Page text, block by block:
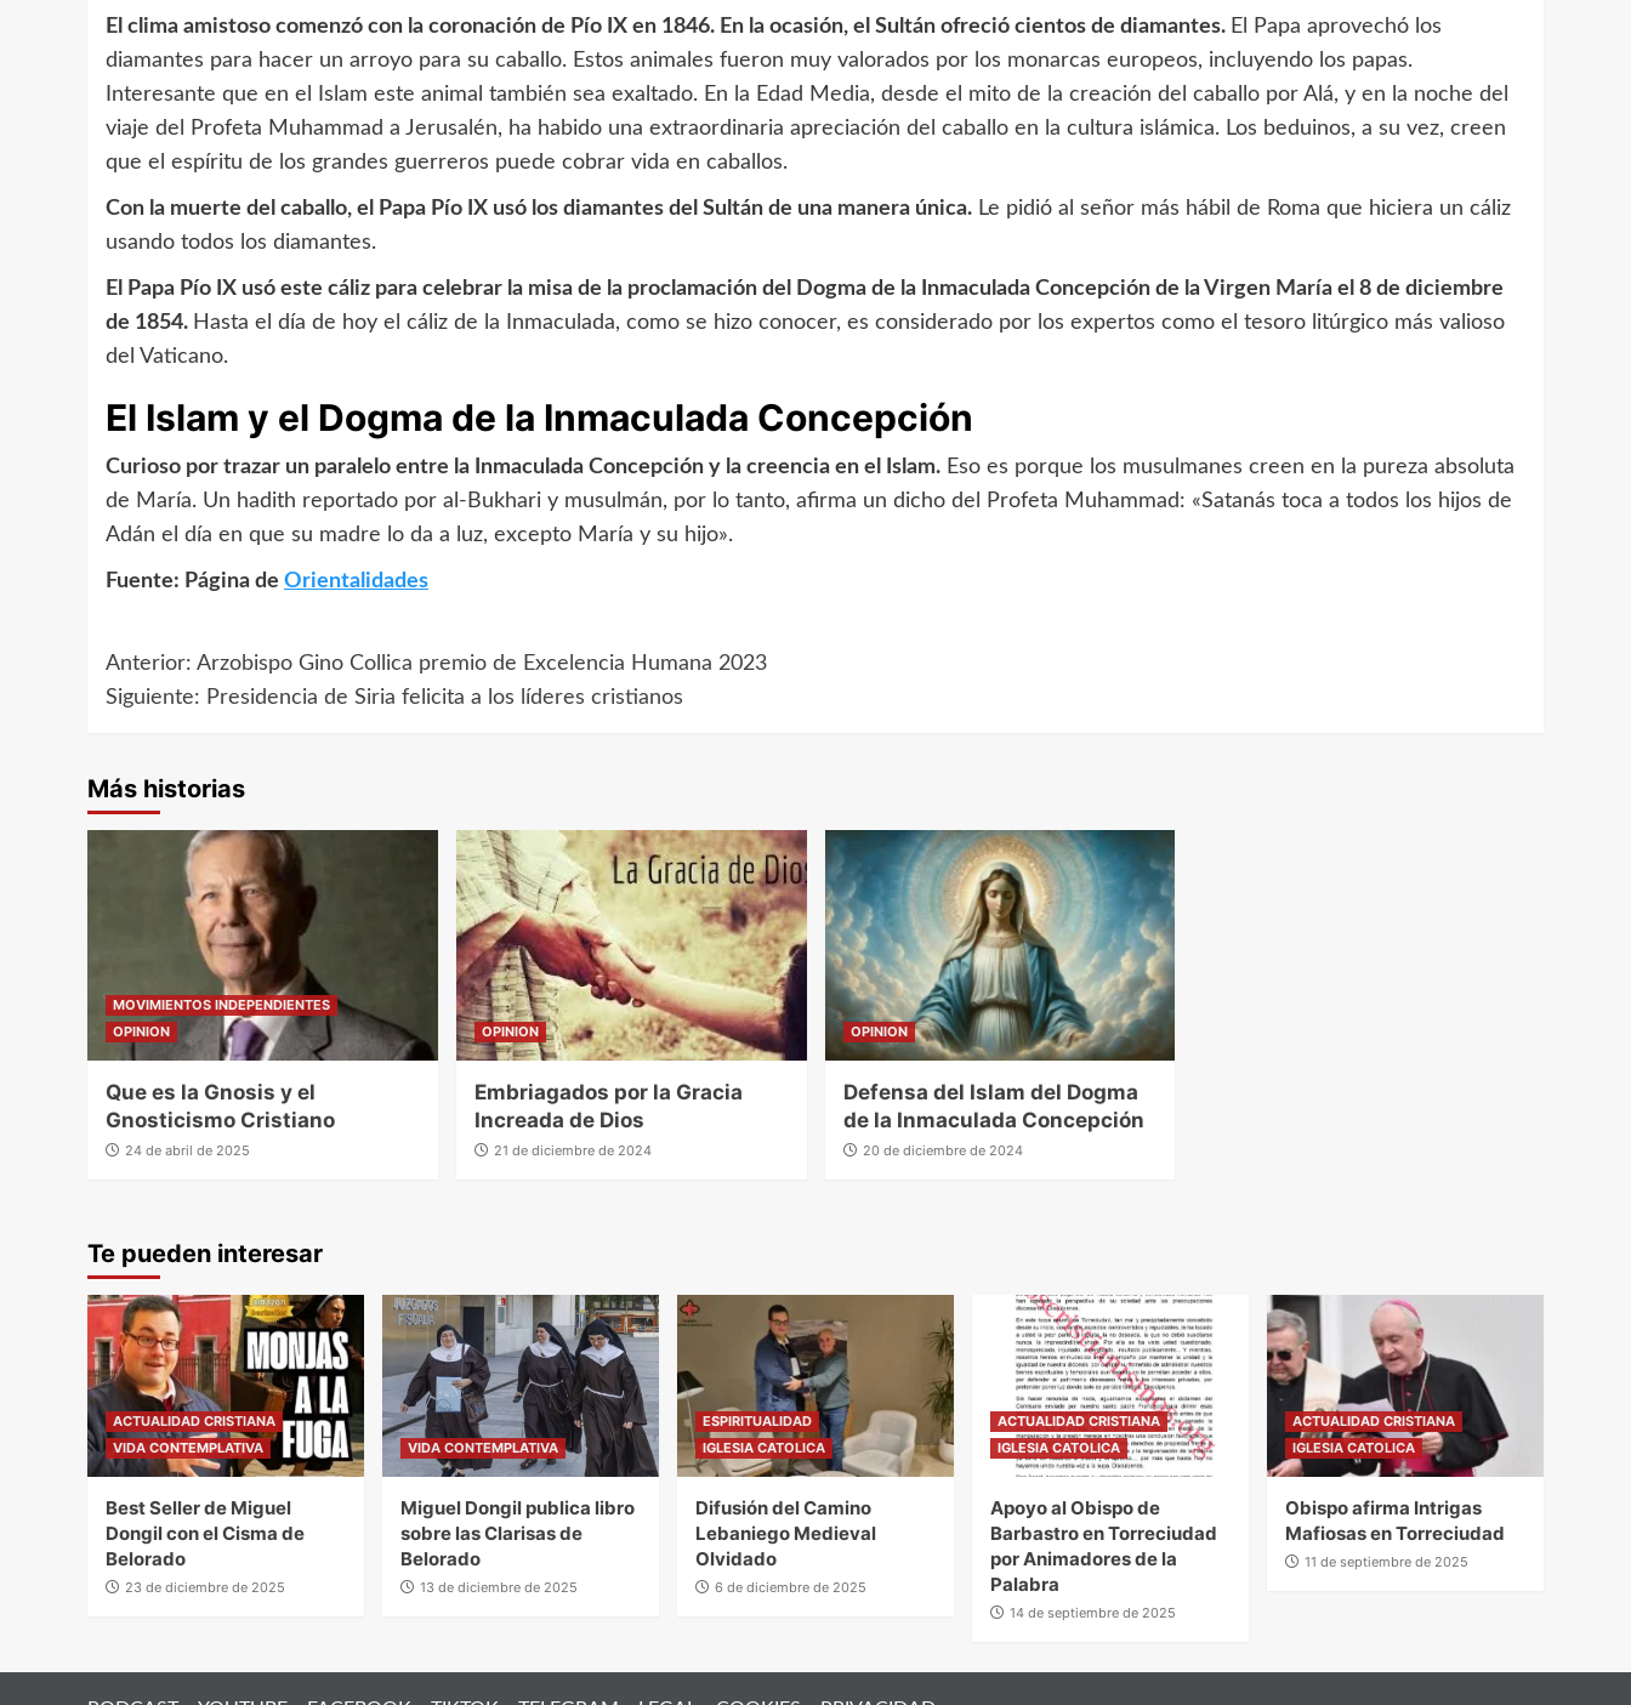
El clima amistoso comenzó con la coronación de Pío IX en 1846. En la ocasión, el Sultán ofreció cientos de diamantes. El Papa aprovechó los
diamantes para hacer un arroyo para su caballo. Estos animales fueron muy valorados por los monarcas europeos, incluyendo los papas.
Interesante que en el Islam este animal también sea exaltado. En la Edad Media, desde el mito de la creación del caballo por Alá, y en la noche del
viaje del Profeta Muhammad a Jerusalén, ha habido una extraordinaria apreciación del caballo en la cultura islámica. Los beduinos, a su vez, creen
que el espíritu de los grandes guerreros puede cobrar vida en caballos.
Con la muerte del caballo, el Papa Pío IX usó los diamantes del Sultán de una manera única. Le pidió al señor más hábil de Roma que hiciera un cáliz
usando todos los diamantes.
El Papa Pío IX usó este cáliz para celebrar la misa de la proclamación del Dogma de la Inmaculada Concepción de la Virgen María el 8 de diciembre
de 1854. Hasta el día de hoy el cáliz de la Inmaculada, como se hizo conocer, es considerado por los expertos como el tesoro litúrgico más valioso
del Vaticano.
El Islam y el Dogma de la Inmaculada Concepción
Curioso por trazar un paralelo entre la Inmaculada Concepción y la creencia en el Islam. Eso es porque los musulmanes creen en la pureza absoluta
de María. Un hadith reportado por al-Bukhari y musulmán, por lo tanto, afirma un dicho del Profeta Muhammad: «Satanás toca a todos los hijos de
Adán el día en que su madre lo da a luz, excepto María y su hijo».
Fuente: Página de Orientalidades
Navegación
de
Anterior: Arzobispo Gino Collica premio de Excelencia Humana 2023
Siguiente: Presidencia de Siria felicita a los líderes cristianos
Más historias
MOVIMIENTOS INDEPENDIENTES
OPINION
Que es la Gnosis y el
Gnosticismo Cristiano
24 de abril de 2025
OPINION
Embriagados por la Gracia
Increada de Dios
21 de diciembre de 2024
OPINION
Defensa del Islam del Dogma
de la Inmaculada Concepción
20 de diciembre de 2024
Te pueden interesar
ACTUALIDAD CRISTIANA
VIDA CONTEMPLATIVA
Best Seller de Miguel
Dongil con el Cisma de
Belorado
23 de diciembre de 2025
VIDA CONTEMPLATIVA
Miguel Dongil publica libro
sobre las Clarisas de
Belorado
13 de diciembre de 2025
ESPIRITUALIDAD
IGLESIA CATOLICA
Difusión del Camino
Lebaniego Medieval
Olvidado
6 de diciembre de 2025
ACTUALIDAD CRISTIANA
IGLESIA CATOLICA
Apoyo al Obispo de
Barbastro en Torreciudad
por Animadores de la
Palabra
14 de septiembre de 2025
ACTUALIDAD CRISTIANA
IGLESIA CATOLICA
Obispo afirma Intrigas
Mafiosas en Torreciudad
11 de septiembre de 2025